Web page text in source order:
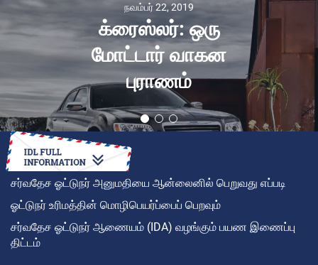
நவம்பர் 22, 2019
க்ரைஸ்லர்: ஒரு
மோட்டார் வாகன
புராணம்
சர்வதேச ஓட்டுநர் அனுமதியை ஆன்லைனில் பெறுவது எப்படி
ஓட்டுநர் உரிமத்தின் மொழிபெயர்ப்பைப் பெறவும்
சர்வதேச ஓட்டுநர் ஆணையம் (IDA) வழங்கும் பயண இணைப்பு
திட்டம்